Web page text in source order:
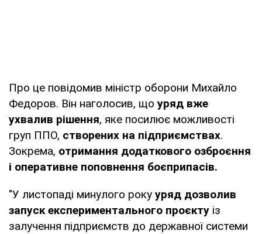
Про це повідомив міністр оборони Михайло
Федоров. Він наголосив, що уряд вже
ухвалив рішення, яке посилює можливості
груп ППО, створених на підприємствах.
Зокрема, отримання додаткового озброєння
і оперативне поповнення боєприпасів.
"У листопаді минулого року уряд дозволив
запуск експериментального проєкту із
залучення підприємств до державної системи